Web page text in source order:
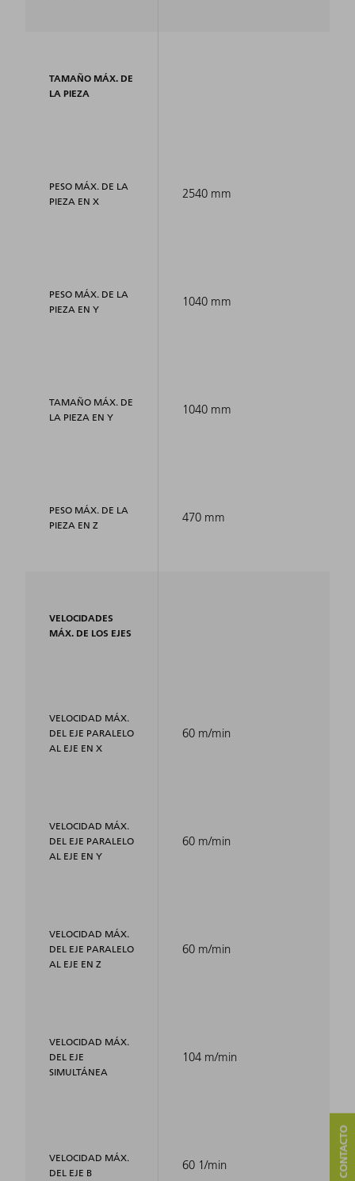
TAMAÑO MÁX. DE
LA PIEZA
PESO MÁX. DE LA
PIEZA EN X
PESO MÁX. DE LA
PIEZA EN Y
TAMAÑO MÁX. DE
LA PIEZA EN Y
PESO MÁX. DE LA
PIEZA EN Z
VELOCIDADES
MÁX. DE LOS EJES
VELOCIDAD MÁX.
DEL EJE PARALELO
AL EJE EN X
VELOCIDAD MÁX.
DEL EJE PARALELO
AL EJE EN Y
VELOCIDAD MÁX.
DEL EJE PARALELO
AL EJE EN Z
VELOCIDAD MÁX.
DEL EJE
SIMULTÁNEA
VELOCIDAD MÁX.
DEL EJE B
2540 mm
1040 mm
1040 mm
470 mm
60 m/min
60 m/min
60 m/min
104 m/min
60 1/min